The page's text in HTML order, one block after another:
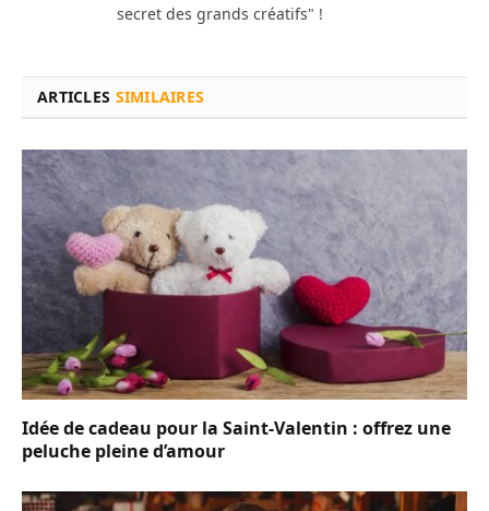
secret des grands créatifs" !
ARTICLES SIMILAIRES
Idée de cadeau pour la Saint-Valentin : offrez une
peluche pleine d’amour